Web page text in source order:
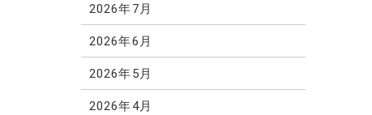
2026年7月
2026年6月
2026年5月
2026年4月